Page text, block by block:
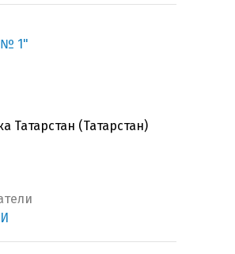
№ 1"
Татарстан (Татарстан)